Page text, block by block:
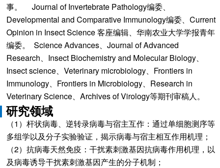
事。 Journal of Invertebrate Pathology编委、
Developmental and Comparative Immunology编委、Current
Opinion in Insect Science 客座编辑、华南农业大学学报青年
编委。 Science Advances、Journal of Advanced
Research、Insect Biochemistry and Molecular Biology、
Insect science、Veterinary microbiology、Frontiers in
Immunology、Frontiers in Microbiology、Research in
Veterinary Science、Archives of Virology等期刊审稿人。
研究领域
（1）杆状病毒、逆转录病毒与宿主互作：通过单细胞测序等
多组学以及分子实验验证，揭示病毒与宿主相互作用机理；
（2）抗病毒天然免疫：干扰素刺激基因抗病毒作用机理，以
及病毒诱导干扰素刺激基因产生的分子机制；